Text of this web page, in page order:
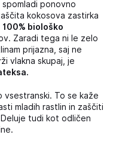
ponovno
kokosova zastirka
100% biološko
Zaradi tega ni le zelo
prijazna, saj ne
vlakna skupaj, je
vsestranski. To se kaže
mladih rastlin in zaščiti
tudi kot odličen